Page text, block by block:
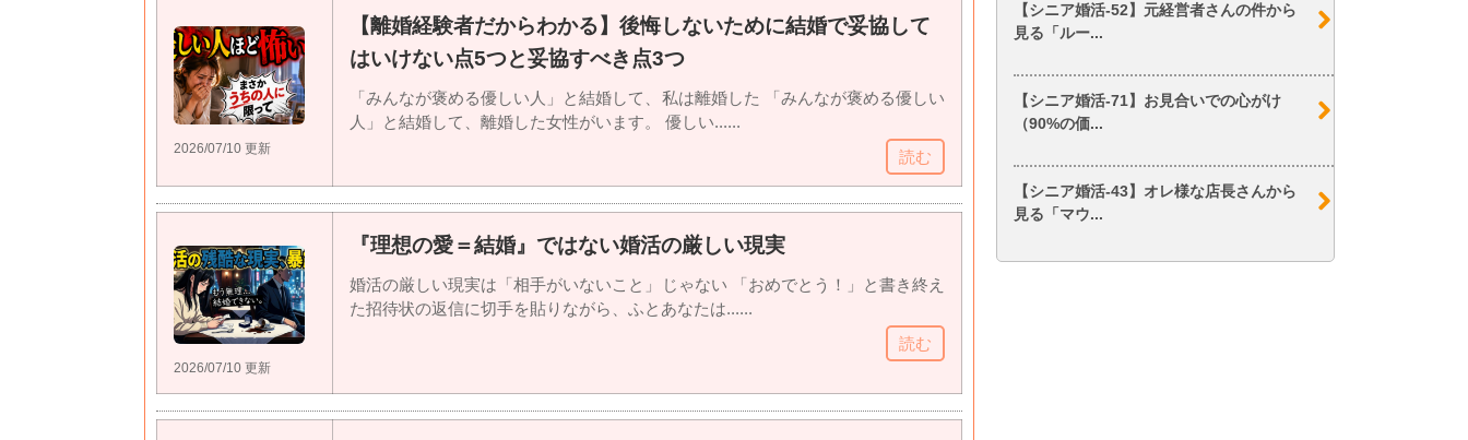
2026/07/10 更新
【離婚経験者だからわかる】後悔しないために結婚で妥協して
はいけない点5つと妥協すべき点3つ
「みんなが褒める優しい人」と結婚して、私は離婚した 「みんなが褒める優しい
人」と結婚して、離婚した女性がいます。 優しい......
読む
2026/07/10 更新
『理想の愛＝結婚』ではない婚活の厳しい現実
婚活の厳しい現実は「相手がいないこと」じゃない 「おめでとう！」と書き終え
た招待状の返信に切手を貼りながら、ふとあなたは......
読む
【シニア婚活-52】元経営者さんの件から
見る「ルー...
【シニア婚活-71】お見合いでの心がけ
（90%の価...
【シニア婚活-43】オレ様な店長さんから
見る「マウ...